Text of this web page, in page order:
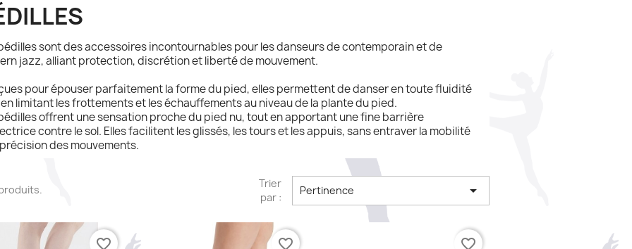
sont des accessoires incontournables pour les danseurs de contemporain et de
jazz, alliant protection, discrétion et liberté de mouvement.
pour épouser parfaitement la forme du pied, elles permettent de danser en toute fluidité
limitant les frottements et les échauffements au niveau de la plante du pied.
offrent une sensation proche du pied nu, tout en apportant une fine barrière
contre le sol. Elles facilitent les glissés, les tours et les appuis, sans entraver la mobilité
des mouvements.
Trier
par :
Pertinence 
favorite_border favorite_border favorite_border